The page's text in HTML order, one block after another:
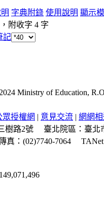
字典附錄 使用說明 顯示
附收字 4 字
記
Ministry of Education,
眾授權網 | 意見交流 | 網網
樹路2號
臺北院區：臺北
真：(02)7740-7064